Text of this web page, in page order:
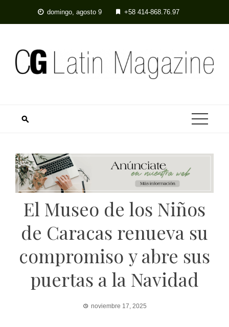
domingo, agosto 9 +58 414-868.76.97
El Museo de los Niños
de Caracas renueva su
compromiso y abre sus
puertas a la Navidad
noviembre 17, 2025